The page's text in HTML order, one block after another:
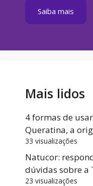
Saiba mais
Mais lidos
4 formas de
Queratina, a
33 visualizações
Natucor:
dúvidas sobre a
23 visualizações